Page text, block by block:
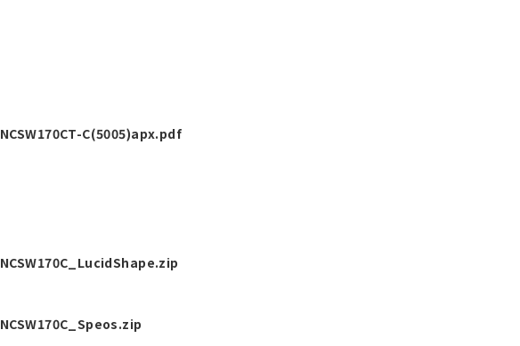
NCSW170CT-C(5005)apx.pdf
NCSW170C_LucidShape.zip
NCSW170C_Speos.zip